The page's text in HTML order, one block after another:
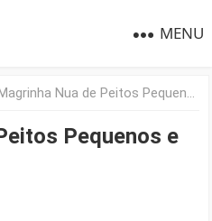
MENU
Nua de Peitos Pequenos e Xoxota Raspada
Pequenos e